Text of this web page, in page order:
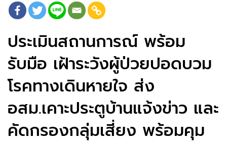
ประเมินสถานการณ์ พร้อม
รับมือ เฝ้าระวังผู้ป่วยปอดบวม
โรคทางเดินหายใจ ส่ง
อสม.เคาะประตูบ้านแจ้งข่าว​ และ
คัดกรองกลุ่มเสี่ยง พร้อมคุม